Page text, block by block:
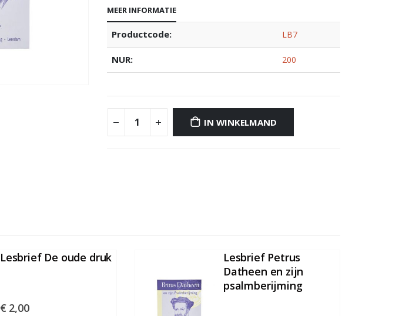
MEER INFORMATIE
Productcode: LB7
NUR: 200
IN WINKELMAND
Lesbrief De oude druk
€ 2,00
Lesbrief Petrus
Datheen en zijn
psalmberijming